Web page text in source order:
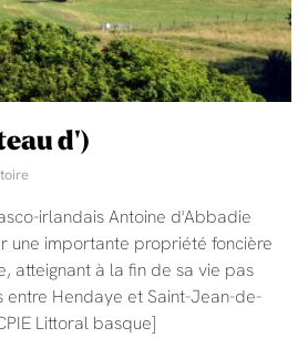
d')
irlandais Antoine d'Abbadie
une importante propriété foncière
atteignant à la fin de sa vie pas
entre Hendaye et Saint-Jean-de-
Littoral basque]